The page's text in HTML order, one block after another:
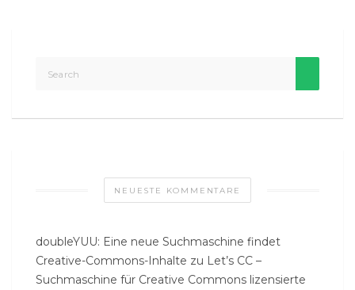
NEUESTE KOMMENTARE
doubleYUU: Eine neue Suchmaschine findet
Creative-Commons-Inhalte zu Let’s CC –
Suchmaschine für Creative Commons lizensierte